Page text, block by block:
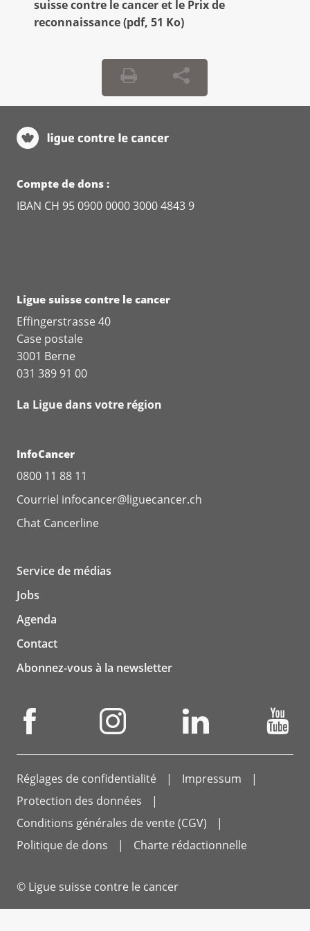
suisse contre le cancer et le Prix de
reconnaissance(pdf, 51 Ko)
Compte de dons :
IBAN CH 95 0900 0000 3000 4843 9
Ligue suisse contre le cancer
Effingerstrasse 40
Case postale
3001 Berne
031 389 91 00
La Ligue dans votre région
InfoCancer
0800 11 88 11
Courriel infocancer@liguecancer.ch
Chat Cancerline
Service de médias
Jobs
Agenda
Contact
Abonnez-vous à la newsletter
Réglages de confidentialité
Impressum
Protection des données
Conditions générales de vente (CGV)
Politique de dons
Charte rédactionnelle
© Ligue suisse contre le cancer